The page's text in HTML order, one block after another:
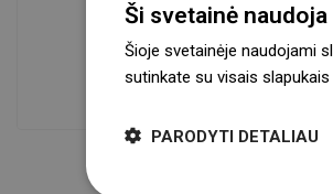
Prekių prieinamumas
Mūsų produktai jūsų laukia
sandėlyje.Visada pasirengusi
Ši svetainė
Šioje svetainėje naudojami
sutinkate su visais
PARODYTI DETALIAU